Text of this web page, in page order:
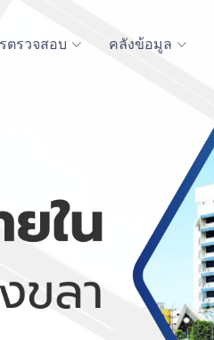
ตรวจสอบ คลังข้อมูล